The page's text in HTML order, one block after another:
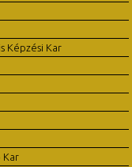
Képzési Kar
Kar